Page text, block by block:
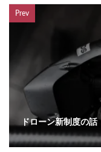
Prev
ドローン新制度の話